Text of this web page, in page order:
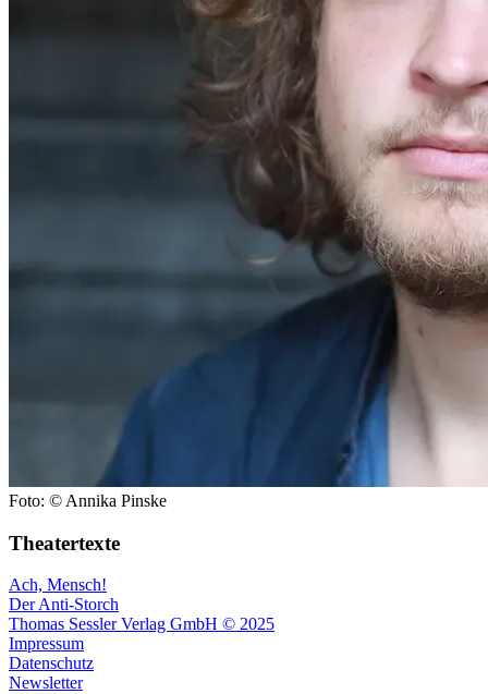
Foto: © Annika Pinske
Theatertexte
Ach, Mensch!
Der Anti-Storch
Thomas Sessler Verlag GmbH © 2025
Impressum
Datenschutz
Newsletter